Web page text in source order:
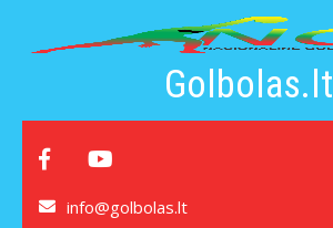
Golbolas.lt
info@golbolas.lt